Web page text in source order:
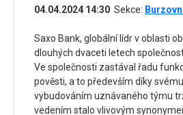
04.04.2024 14:30 Sekce:
Saxo Bank, globální lídr v oblasti
dlouhých dvaceti letech
Ve společnosti zastával řadu
pověsti, a to především díky
vybudováním uznávaného týmu
vedením stalo vlivovým